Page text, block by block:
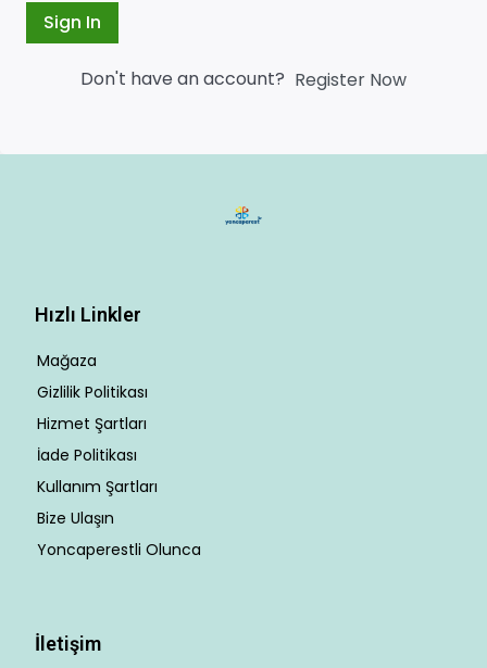
Sign In
Don't have an account? Register Now
Hızlı Linkler
Mağaza
Gizlilik Politikası
Hizmet Şartları
İade Politikası
Kullanım Şartları
Bize Ulaşın
Yoncaperestli Olunca
İletişim